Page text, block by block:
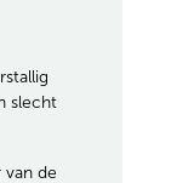
slecht
de